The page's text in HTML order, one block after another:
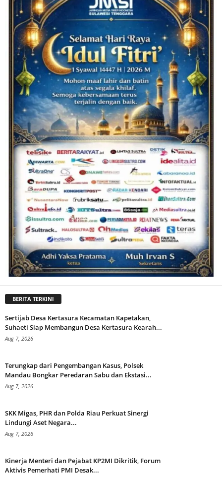
BERITA TERKINI
Sertijab Desa Kertasura Kecamatan Kapetakan,
Suhaeti Siap Membangun Desa Kertasura Kearah...
Aug 7, 2026
Terungkap dari Pengembangan Kasus, Polsek
Mandau Bongkar Peredaran Sabu dan Ekstasi...
Aug 7, 2026
SKK Migas, PHR dan Polda Riau Perkuat Sinergi
Lindungi Aset Negara...
Aug 7, 2026
Kinerja Menteri dan Pejabat KP2MI Dikritik, Forum
Aktivis Pemerhati PMI Desak...